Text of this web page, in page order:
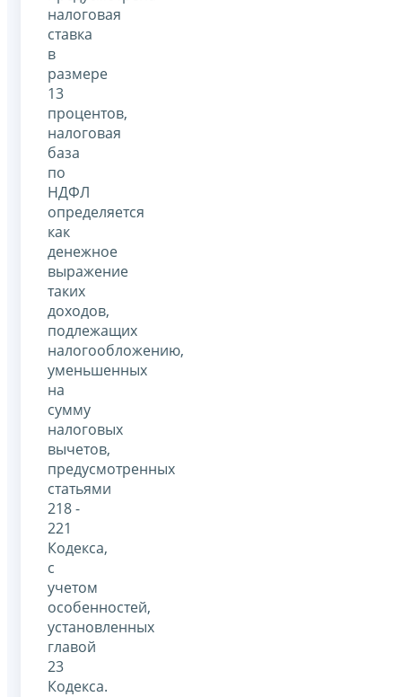
налоговая
ставка
в
размере
13
процентов,
налоговая
база
по
НДФЛ
определяется
как
денежное
выражение
таких
доходов,
подлежащих
налогообложению,
уменьшенных
на
сумму
налоговых
вычетов,
предусмотренных
статьями
218 -
221
Кодекса,
с
учетом
особенностей,
установленных
главой
23
Кодекса.